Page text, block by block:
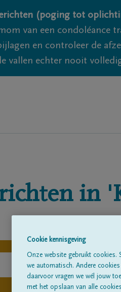
(poging tot
van een condoléance
en controleer de
vallen echter nooit
in
Cookie kennisgeving
Onze website gebruikt cookies.
we automatisch. Andere
daarvoor vragen we wél jouw
met het opslaan van alle